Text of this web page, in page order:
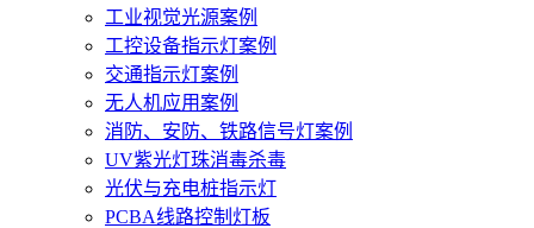
工业视觉光源案例
工控设备指示灯案例
交通指示灯案例
无人机应用案例
消防、安防、铁路信号灯案例
UV紫光灯珠消毒杀毒
光伏与充电桩指示灯
PCBA线路控制灯板